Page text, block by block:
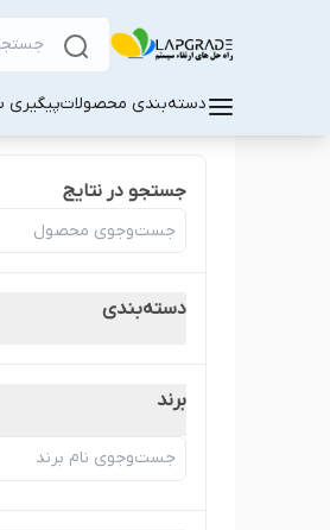
دسته‌بندی محصولات
جستجو در نتایج
دسته‌بندی
برند